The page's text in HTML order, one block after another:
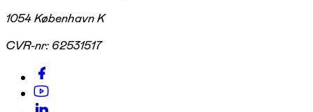
1054 København K
CVR-nr: 62531517